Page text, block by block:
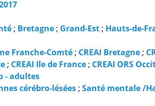
; Bretagne; Grand-Est; Hauts-de-
Franche-Comté; CREAI Bretagne;
; CREAI Ile de France; CREAI ORS
- adultes
cérébro-lésées; Santé mentale /